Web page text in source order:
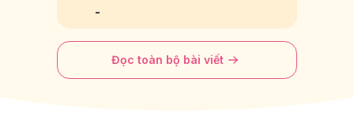
-
Đọc toàn bộ bài viết